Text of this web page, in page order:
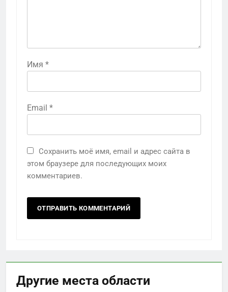
Имя *
Email *
Сохранить моё имя, email и адрес сайта в
этом браузере для последующих моих
комментариев.
Другие места области